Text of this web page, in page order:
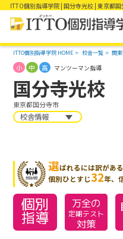
ITTO個別指導学院 | 国分寺光校 | 東京都
ITTO個別指導学院 HOME 校舎一覧 関
国分寺光校
東京都国分寺市
小 中 高 マンツーマン指導
校舎情報
選ばれるには訳がある
個別ひとすじ32年、
個別
指導
万全の
定期テスト
対策